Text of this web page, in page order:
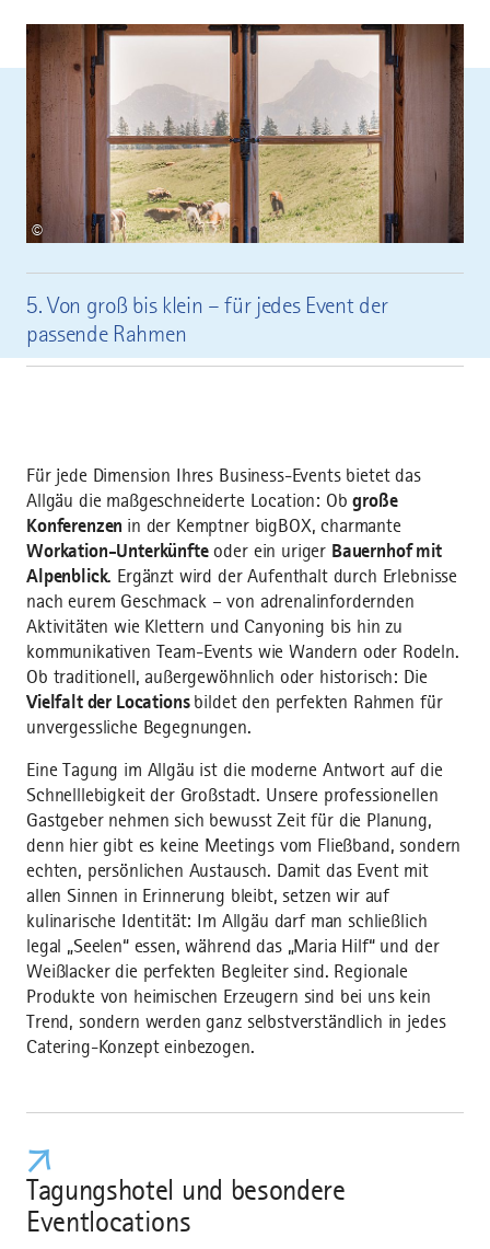
©
5. Von groß bis klein – für jedes Event der
passende Rahmen
Für jede Dimension Ihres Business-Events bietet das
Allgäu die maßgeschneiderte Location: Obgroße
Konferenzen in der Kemptner bigBOX, charmante
Workation-Unterkünfteoder ein uriger Bauernhof mit
Alpenblick. Ergänzt wird der Aufenthalt durch Erlebnisse
nach eurem Geschmack – von adrenalinfordernden
Aktivitäten wie Klettern und Canyoning bis hin zu
kommunikativen Team-Events wie Wandern oder Rodeln.
Ob traditionell, außergewöhnlich oder historisch: Die
Vielfalt der Locations bildet den perfekten Rahmen für
unvergessliche Begegnungen.
Eine Tagung im Allgäu ist die moderne Antwort auf die
Schnelllebigkeit der Großstadt. Unsere professionellen
Gastgeber nehmen sich bewusst Zeit für die Planung,
denn hier gibt es keine Meetings vom Fließband, sondern
echten, persönlichen Austausch. Damit das Event mit
allen Sinnen in Erinnerung bleibt, setzen wir auf
kulinarische Identität: Im Allgäu darf man schließlich
legal „Seelen“ essen, während das „Maria Hilf“ und der
Weißlacker die perfekten Begleiter sind. Regionale
Produkte von heimischen Erzeugern sind bei uns kein
Trend, sondern werden ganz selbstverständlich in jedes
Catering-Konzept einbezogen.
Tagungshotel und besondere
Eventlocations